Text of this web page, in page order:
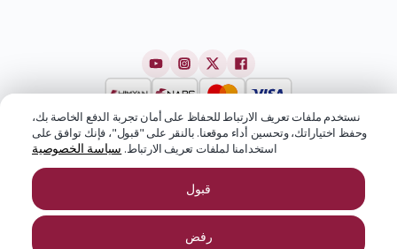
نستخدم ملفات تعريف الارتباط للحفاظ على أمان تجربة الدفع الخاصة بك،
وحفظ اختياراتك، وتحسين أداء موقعنا. بالنقر على "قبول"، فإنك توافق على
استخدامنا لملفات تعريف الارتباط. سياسة الخصوصية
قبول
رفض